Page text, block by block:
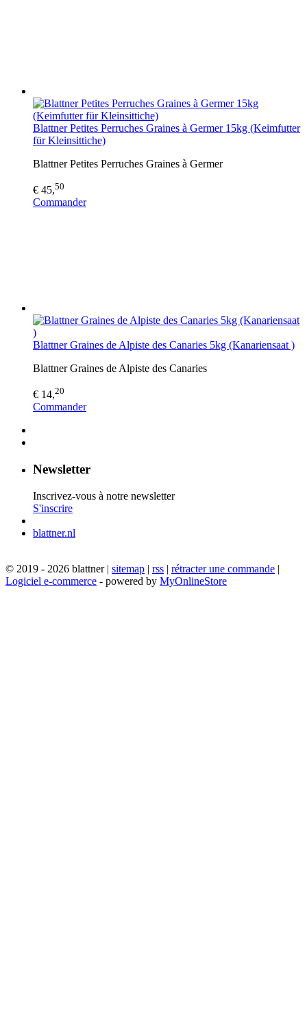
Blattner Petites Perruches Graines à Germer 15kg (Keimfutter
für Kleinsittiche)
Blattner Petites Perruches Graines à Germer
€ 45,50
Commander
Blattner Graines de Alpiste des Canaries 5kg (Kanariensaat )
Blattner Graines de Alpiste des Canaries
€ 14,20
Commander
Newsletter
Inscrivez-vous à notre newsletter
S'inscrire
blattner.nl
© 2019 - 2026 blattner | sitemap | rss | rétracter une commande |
Logiciel e-commerce - powered by MyOnlineStore